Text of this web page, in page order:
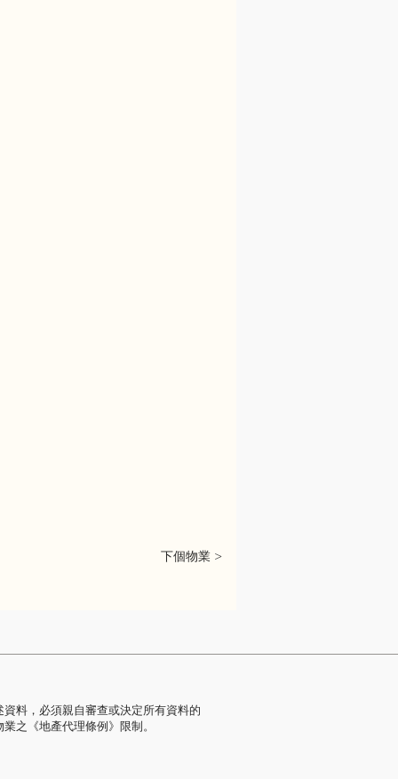
下個物業 >
料，必須親自審查或決定所有資料的
之《地產代理條例》限制。